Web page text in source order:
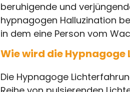
beruhigende und
hypnagogen Halluzination
in dem eine Person vom
Wie wird die
Die Hypnagoge